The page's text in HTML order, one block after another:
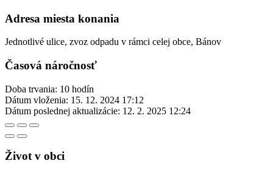
Adresa miesta konania
Jednotlivé ulice, zvoz odpadu v rámci celej obce, Bánov
Časová náročnosť
Doba trvania: 10 hodín
Dátum vloženia: 15. 12. 2024 17:12
Dátum poslednej aktualizácie: 12. 2. 2025 12:24
Život v obci